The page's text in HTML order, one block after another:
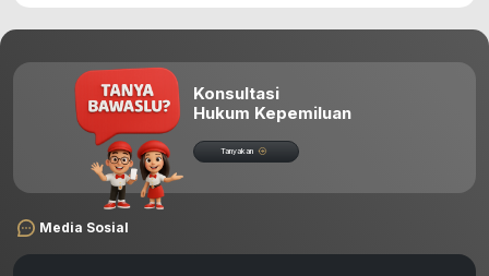
Media Sosial
Konsultasi
Hukum Kepemiluan
Tanyakan